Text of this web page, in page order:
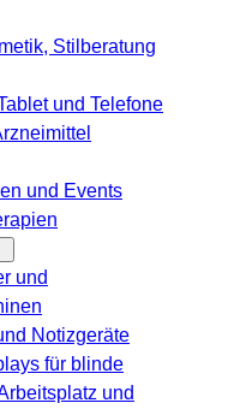
Stilberatung
und Telefone
und Events
und
Notizgeräte
für blinde
und